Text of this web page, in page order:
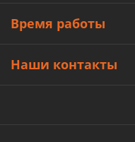
Время работы
Наши контакты